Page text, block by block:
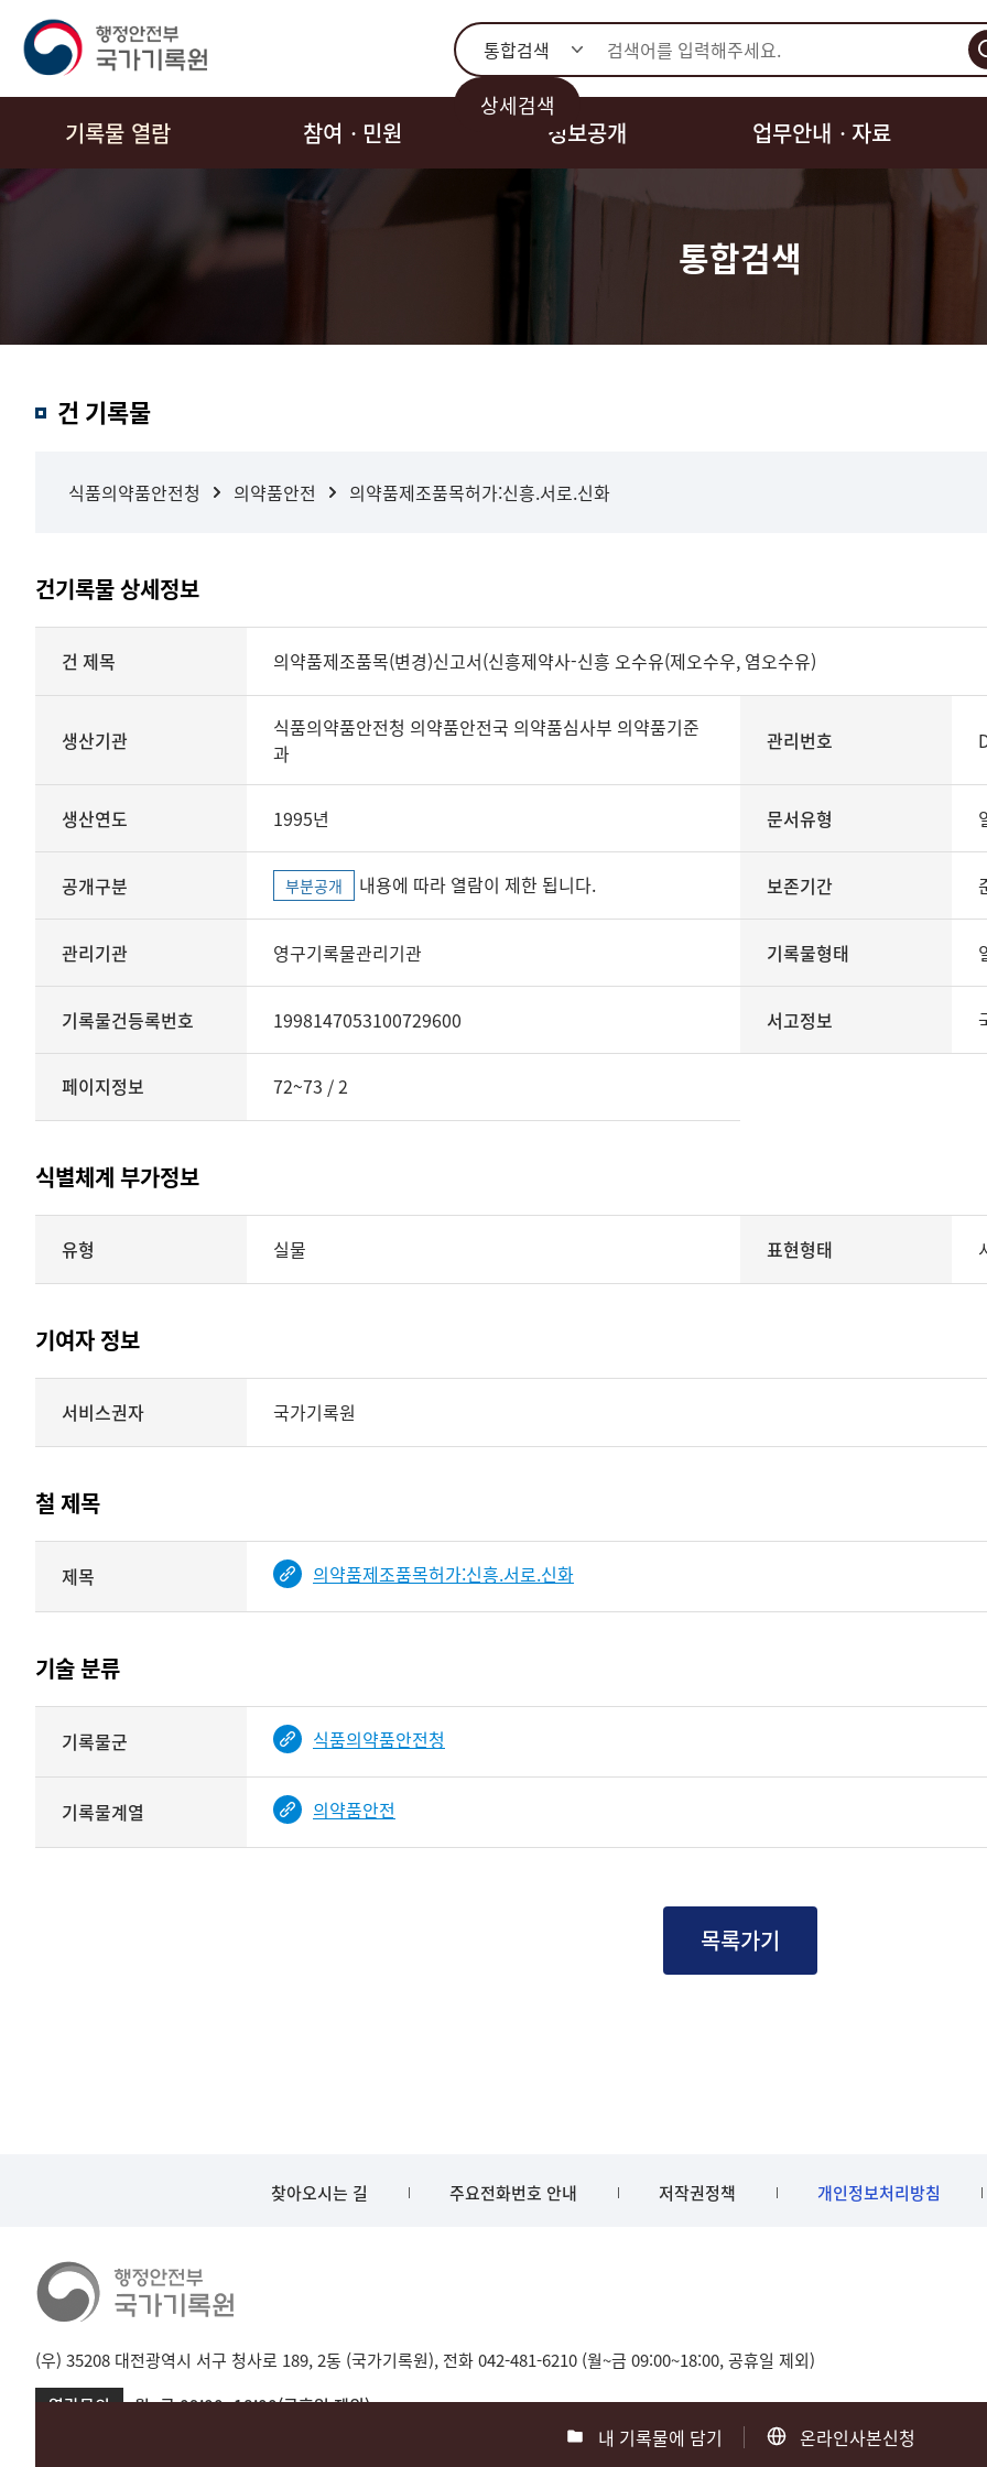
통합검색
상세검색
기록물 열람 참여ㆍ민원 정보공개 업무안내ㆍ자료
통합검색
검색건 기록물
식품의약품안전청 의약품안전 의약품제조품목허가:신흥.서로.신화
건기록물 상세정보
건 제목 의약품제조품목(변경)신고서(신흥제약사-신흥 오수유(제오수우, 염오수유)
생산기관
식품의약품안전청 의약품안전국 의약품심사부 의약품기준
과
관리번호
생산연도 1995년 문서유형
공개구분 부분공개 내용에 따라 열람이 제한 됩니다. 보존기간
관리기관 영구기록물관리기관 기록물형태
기록물건등록번호 1998147053100729600 서고정보
페이지정보 72~73 / 2
식별체계 부가정보
부가정보의
유형
표현형태
제공
유형 실물 표현형태
기여자 정보
기여자
정보를
테이블
기여자
제공됨
<
서비스권자 국가기록원
철 제목
기록물
건의
제목를
보여주는
표
제목 의약품제조품목허가:신흥.서로.신화
기술 분류
분류
정보를
보여주는
표
기록물군 식품의약품안전청
기록물계열 의약품안전
목록가기
내 기록물에 담기 온라인사본신청
찾아오시는 길 주요전화번호 안내 저작권정책 개인정보처리방침
(우) 35208 대전광역시 서구 청사로 189, 2동 (국가기록원), 전화 042-481-6210 (월~금 09:00~18:00, 공휴일 제외)
열람문의
월~금 09:00~18:00(공휴일 제외)
부산 051-550-8023
광주 062-975-5791